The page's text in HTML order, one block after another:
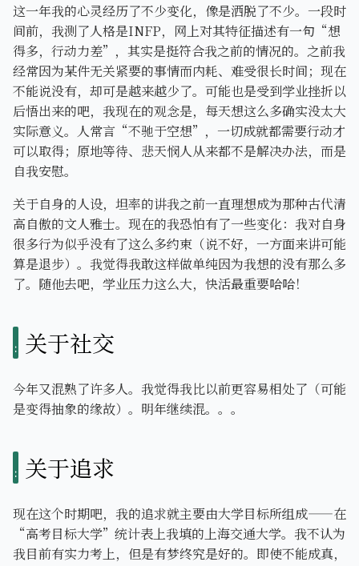
这一年我的心灵经历了不少变化，像是洒脱了不少。一段时
间前，我测了人格是INFP，网上对其特征描述有一句“想
得多，行动力差”，其实是挺符合我之前的情况的。之前我
经常因为某件无关紧要的事情而内耗、难受很长时间；现在
不能说没有，却可是越来越少了。可能也是受到学业挫折以
后悟出来的吧，我现在的观念是，每天想这么多确实没太大
实际意义。人常言“不驰于空想”，一切成就都需要行动才
可以取得；原地等待、悲天悯人从来都不是解决办法，而是
自我安慰。
关于自身的人设，坦率的讲我之前一直理想成为那种古代清
高自傲的文人雅士。现在的我恐怕有了一些变化：我对自身
很多行为似乎没有了这么多约束（说不好，一方面来讲可能
算是退步）。我觉得我敢这样做单纯因为我想的没有那么多
了。随他去吧，学业压力这么大，快活最重要哈哈！
关于社交
今年又混熟了许多人。我觉得我比以前更容易相处了（可能
是变得抽象的缘故）。明年继续混。。。
关于追求
现在这个时期吧，我的追求就主要由大学目标所组成——在
“高考目标大学”统计表上我填的上海交通大学。我不认为
我目前有实力考上，但是有梦终究是好的。即使不能成真，